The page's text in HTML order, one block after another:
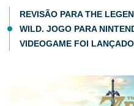
REVISÃO PARA THE
WILD. JOGO PARA
VIDEOGAME FOI